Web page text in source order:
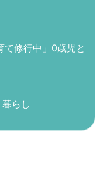
て修行中」0歳児と
らし